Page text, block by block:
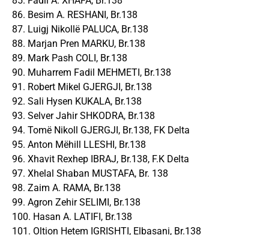
86. Besim A. RESHANI, Br.138
87. Luigj Nikollë PALUCA, Br.138
88. Marjan Pren MARKU, Br.138
89. Mark Pash COLI, Br.138
90. Muharrem Fadil MEHMETI, Br.138
91. Robert Mikel GJERGJI, Br.138
92. Sali Hysen KUKALA, Br.138
93. Selver Jahir SHKODRA, Br.138
94. Tomë Nikoll GJERGJI, Br.138, FK Delta
95. Anton Mëhill LLESHI, Br.138
96. Xhavit Rexhep IBRAJ, Br.138, F.K Delta
97. Xhelal Shaban MUSTAFA, Br. 138
98. Zaim A. RAMA, Br.138
99. Agron Zehir SELIMI, Br.138
100. Hasan A. LATIFI, Br.138
101. Oltion Hetem IGRISHTI, Elbasani, Br.138